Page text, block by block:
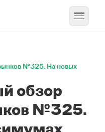
№325. На новых
обзор
№325.